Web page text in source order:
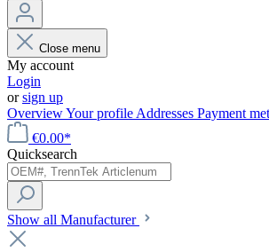
Close menu
My account
Login
orsign up
OverviewYour profile Addresses Payment
€0.00*
Quicksearch
Show all Manufacturer